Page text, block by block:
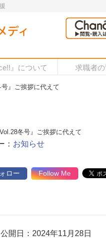
』について 求職者
号』ご挨拶に代えて
冬号』ご挨拶に代えて
： お知らせ
ロー Follow Me
公開日：2024年11月28日